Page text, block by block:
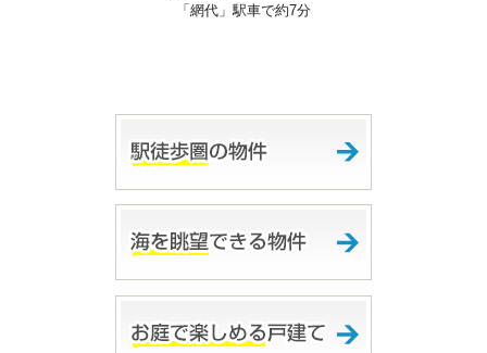
「網代」駅車で約7分